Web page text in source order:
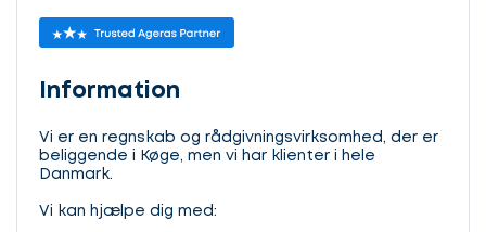
Information
Vi er en regnskab og rådgivningsvirksomhed, der er
beliggende i Køge, men vi har klienter i hele
Danmark.
Vi kan hjælpe dig med: